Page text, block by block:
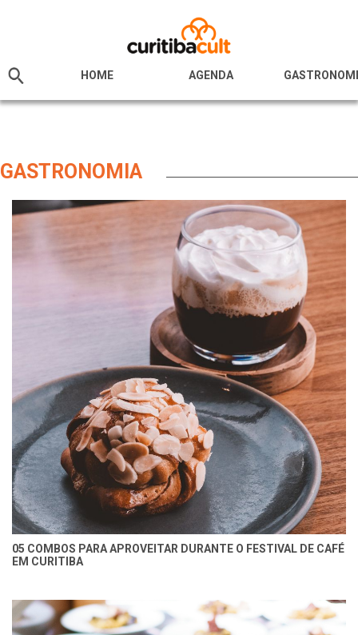
HOME AGENDA
GASTRONOMIA
05 COMBOS PARA APROVEITAR DURANTE O FESTIVAL DE CAFÉ
EM CURITIBA